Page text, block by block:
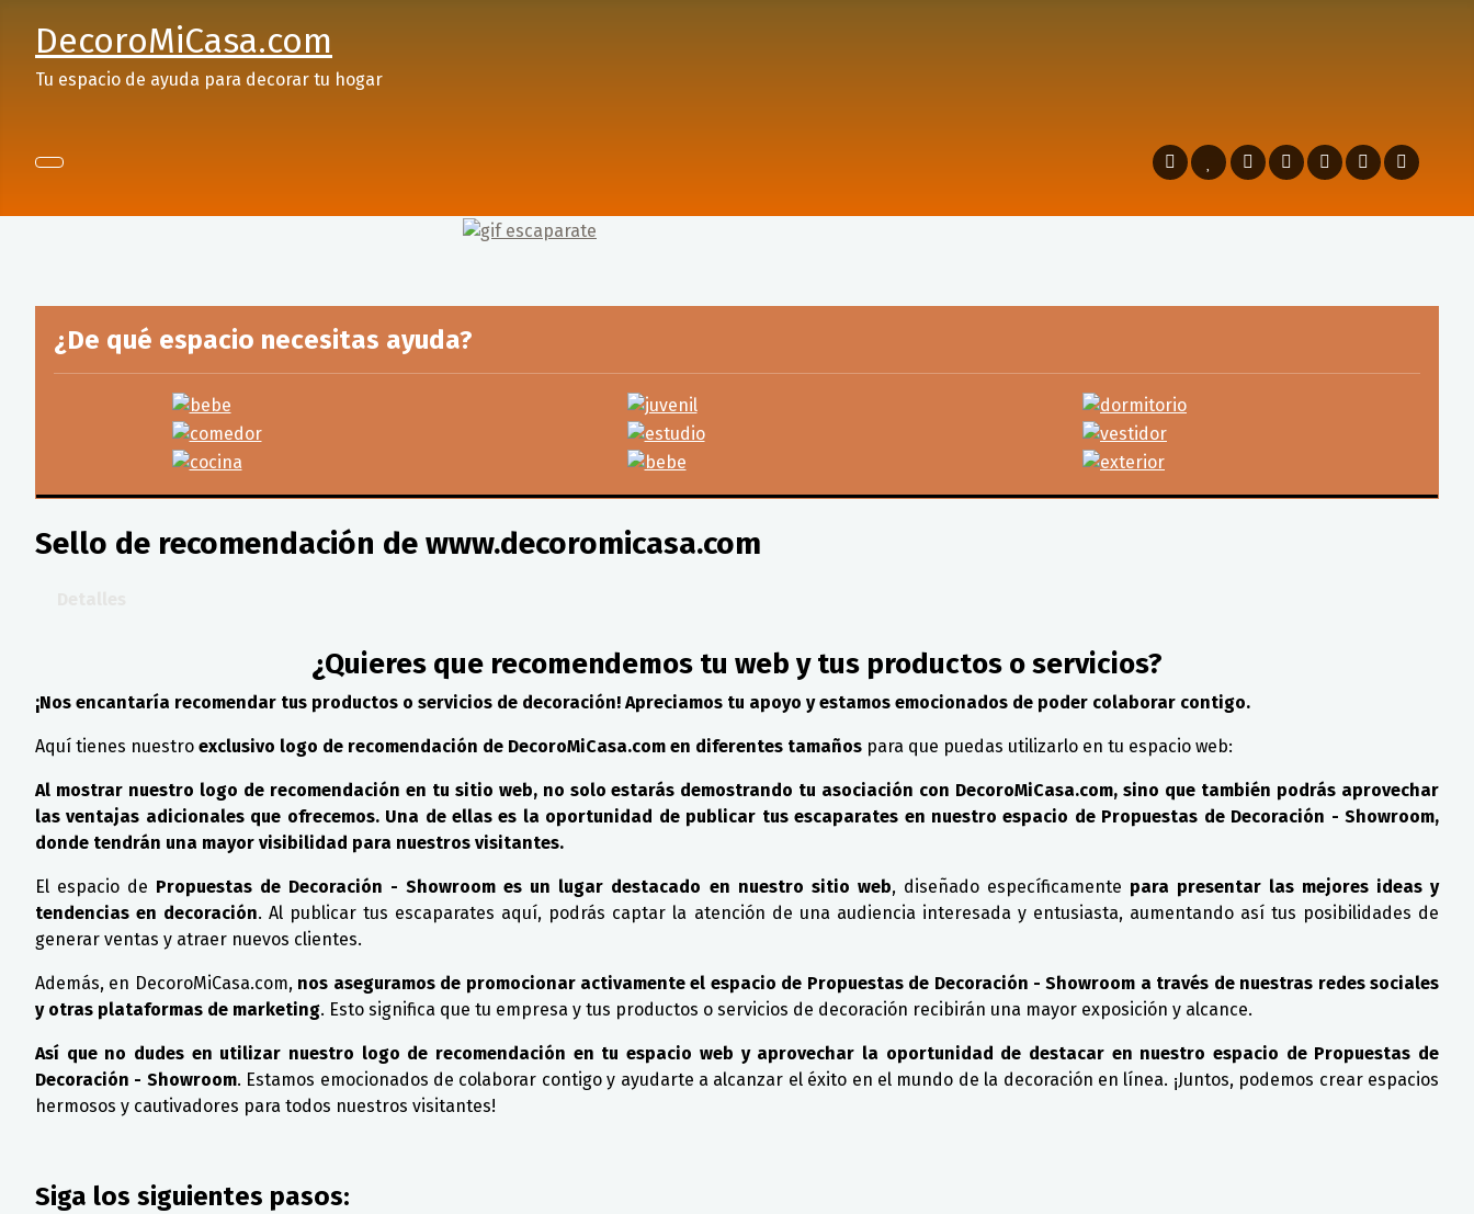
DecoroMiCasa.com
Tu espacio de ayuda para decorar tu hogar
¿De qué espacio necesitas ayuda?
Sello de recomendación de www.decoromicasa.com
¿Quieres que recomendemos tu web y tus productos o servicios?
¡Nos encantaría recomendar tus productos o servicios de decoración! Apreciamos tu apoyo y estamos emocionados de poder colaborar contigo.
Aquí tienes nuestro exclusivo logo de recomendación de DecoroMiCasa.com en diferentes tamaños para que puedas utilizarlo en tu espacio web:
Al mostrar nuestro logo de recomendación en tu sitio web, no solo estarás demostrando tu asociación con DecoroMiCasa.com, sino que también podrás aprovechar
las ventajas adicionales que ofrecemos. Una de ellas es la oportunidad de publicar tus escaparates en nuestro espacio de Propuestas de Decoración - Showroom,
donde tendrán una mayor visibilidad para nuestros visitantes.
El espacio de Propuestas de Decoración - Showroom es un lugar destacado en nuestro sitio web, diseñado específicamente para presentar las mejores ideas y
tendencias en decoración. Al publicar tus escaparates aquí, podrás captar la atención de una audiencia interesada y entusiasta, aumentando así tus posibilidades de
generar ventas y atraer nuevos clientes.
Además, en DecoroMiCasa.com, nos aseguramos de promocionar activamente el espacio de Propuestas de Decoración - Showroom a través de nuestras redes sociales
y otras plataformas de marketing. Esto significa que tu empresa y tus productos o servicios de decoración recibirán una mayor exposición y alcance.
Así que no dudes en utilizar nuestro logo de recomendación en tu espacio web y aprovechar la oportunidad de destacar en nuestro espacio de Propuestas de
Decoración - Showroom. Estamos emocionados de colaborar contigo y ayudarte a alcanzar el éxito en el mundo de la decoración en línea. ¡Juntos, podemos crear espacios
hermosos y cautivadores para todos nuestros visitantes!
Siga los siguientes pasos: